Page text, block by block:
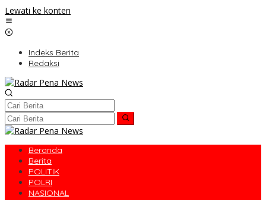
Lewati ke konten
Indeks Berita
Redaksi
Beranda
Berita
POLITIK
POLRI
NASIONAL